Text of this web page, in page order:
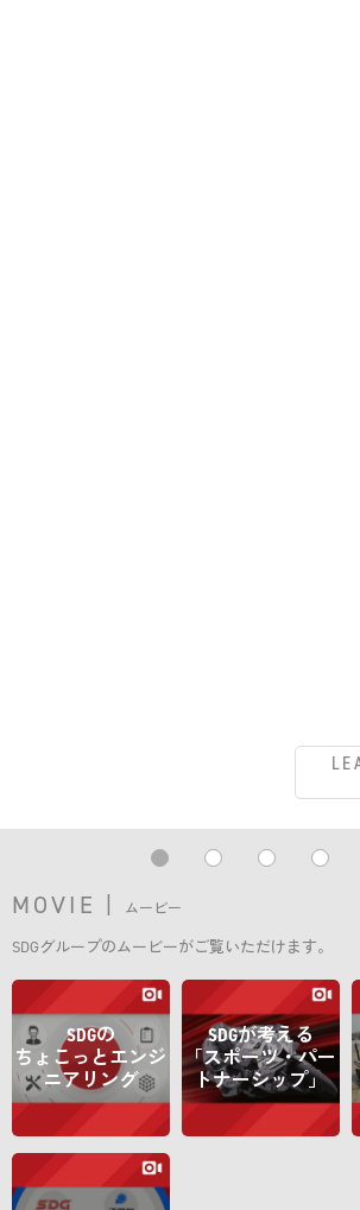
MOVIE | ムービー
SDGグループのムービーがご覧いただけます。
SDGの
ちょこっとエンジ
ニアリング
SDGが考える
「スポーツ・パー
トナーシップ」